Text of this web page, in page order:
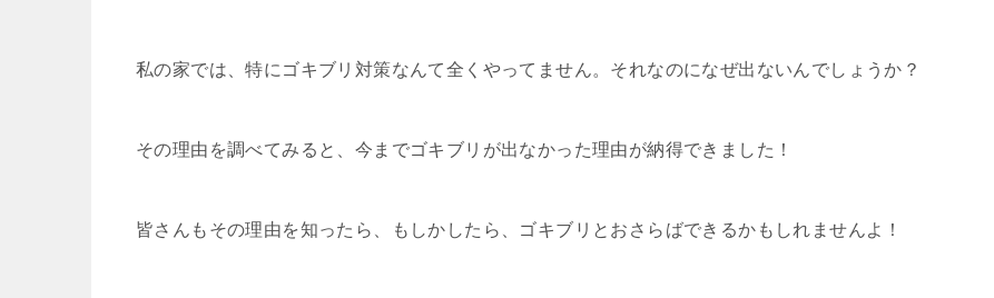
私の家では、特にゴキブリ対策なんて全くやってません。それなのになぜ出ないんでしょうか？
その理由を調べてみると、今までゴキブリが出なかった理由が納得できました！
皆さんもその理由を知ったら、もしかしたら、ゴキブリとおさらばできるかもしれませんよ！